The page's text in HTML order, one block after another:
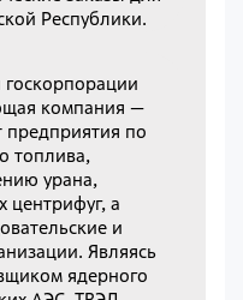
Республики.
компания —
по
топлива,
урана,
центрифуг, а
и
Являясь
ядерного